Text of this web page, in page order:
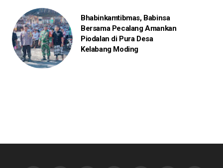
Bhabinkamtibmas, Babinsa
Bersama Pecalang Amankan
Piodalan di Pura Desa
Kelabang Moding